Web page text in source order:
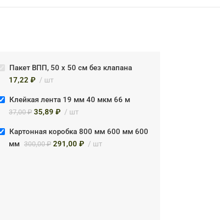
Пакет ВПП, 50 х 50 см без клапана
17,22 ₽ шт
Клейкая лента 19 мм 40 мкм 66 м
37,00₽ 35,89 ₽ шт
Картонная коробка 800 мм 600 мм 600
мм 300,00₽ 291,00 ₽ шт